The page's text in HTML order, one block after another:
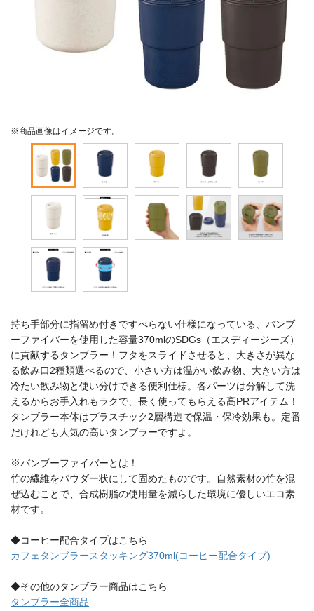
※商品画像はイメージです。
持ち手部分に指留め付きですべらない仕様になっている、バンブ
ーファイバーを使用した容量370mlのSDGs（エスディージーズ）
に貢献するタンブラー！フタをスライドさせると、大きさが異な
る飲み口2種類選べるので、小さい方は温かい飲み物、大きい方は
冷たい飲み物と使い分けできる便利仕様。各パーツは分解して洗
えるからお手入れもラクで、長く使ってもらえる高PRアイテム！
タンブラー本体はプラスチック2層構造で保温・保冷効果も。定番
だけれども人気の高いタンブラーですよ。
※バンブーファイバーとは！
竹の繊維をパウダー状にして固めたものです。自然素材の竹を混
ぜ込むことで、合成樹脂の使用量を減らした環境に優しいエコ素
材です。
◆コーヒー配合タイプはこちら
カフェタンブラースタッキング370ml(コーヒー配合タイプ)
◆その他のタンブラー商品はこちら
タンブラー全商品